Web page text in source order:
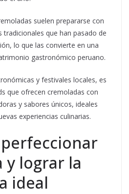
suelen prepararse con
que han pasado de
lo que las convierte en una
gastronómico peruano.
y festivales locales, es
que ofrecen cremoladas con
y sabores únicos, ideales
experiencias culinarias.
y lograr la
ideal